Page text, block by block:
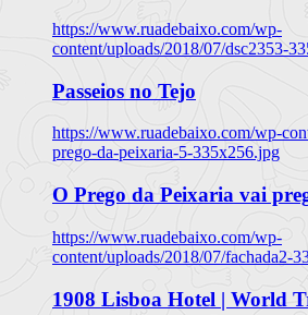
https://www.ruadebaixo.com/wp-
content/uploads/2018/07/dsc2353-
Passeios no Tejo
https://www.ruadebaixo.com/wp-
prego-da-peixaria-5-335x256.jpg
O Prego da Peixaria vai
https://www.ruadebaixo.com/wp-
content/uploads/2018/07/fachada2-
1908 Lisboa Hotel | World